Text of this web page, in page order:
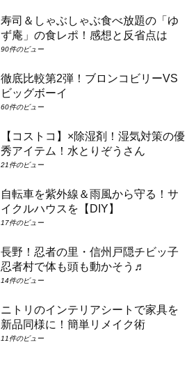
寿司＆しゃぶしゃぶ食べ放題の「ゆ
ず庵」の食レポ！感想と反省点は
90件のビュー
徹底比較第2弾！ブロンコビリーVS
ビッグボーイ
60件のビュー
【コストコ】×除湿剤！湿気対策の優
秀アイテム！水とりぞうさん
21件のビュー
自転車を紫外線＆雨風から守る！サ
イクルハウスを【DIY】
17件のビュー
長野！忍者の里・信州戸隠チビッ子
忍者村で体も頭も動かそう♬
14件のビュー
ニトリのインテリアシートで家具を
新品同様に！簡単リメイク術
11件のビュー